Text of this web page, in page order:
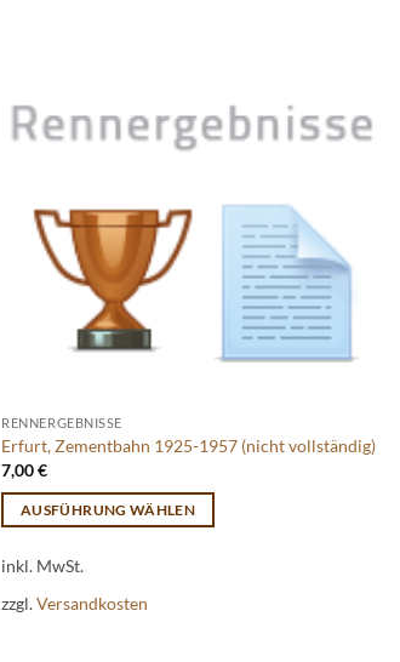
RENNERGEBNISSE
Erfurt, Zementbahn 1925-1957 (nicht vollständig)
7,00€
AUSFÜHRUNG WÄHLEN
Produkt
weist
inkl. MwSt.
zzgl.Versandkosten